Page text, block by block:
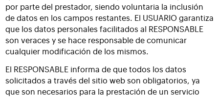
por parte del prestador, siendo voluntaria la inclusión
de datos en los campos restantes. El USUARIO garantiza
que los datos personales facilitados al RESPONSABLE
son veraces y se hace responsable de comunicar
cualquier modificación de los mismos.
El RESPONSABLE informa de que todos los datos
solicitados a través del sitio web son obligatorios, ya
que son necesarios para la prestación de un servicio